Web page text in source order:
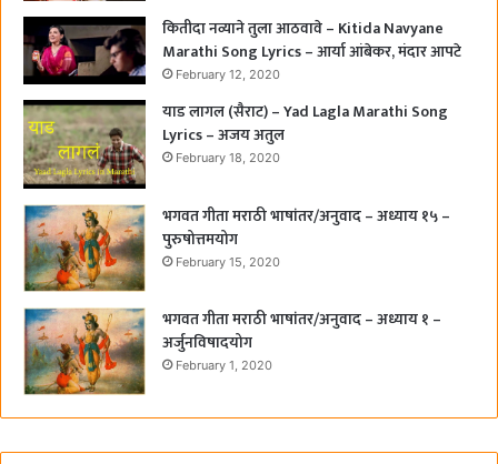
कितीदा नव्याने तुला आठवावे – Kitida Navyane
Marathi Song Lyrics – आर्या आंबेकर, मंदार आपटे
February 12, 2020
याड लागल (सैराट) – Yad Lagla Marathi Song
Lyrics – अजय अतुल
February 18, 2020
भगवत गीता मराठी भाषांतर/अनुवाद – अध्याय १५ –
पुरुषोत्तमयोग
February 15, 2020
भगवत गीता मराठी भाषांतर/अनुवाद – अध्याय १ –
अर्जुनविषादयोग
February 1, 2020